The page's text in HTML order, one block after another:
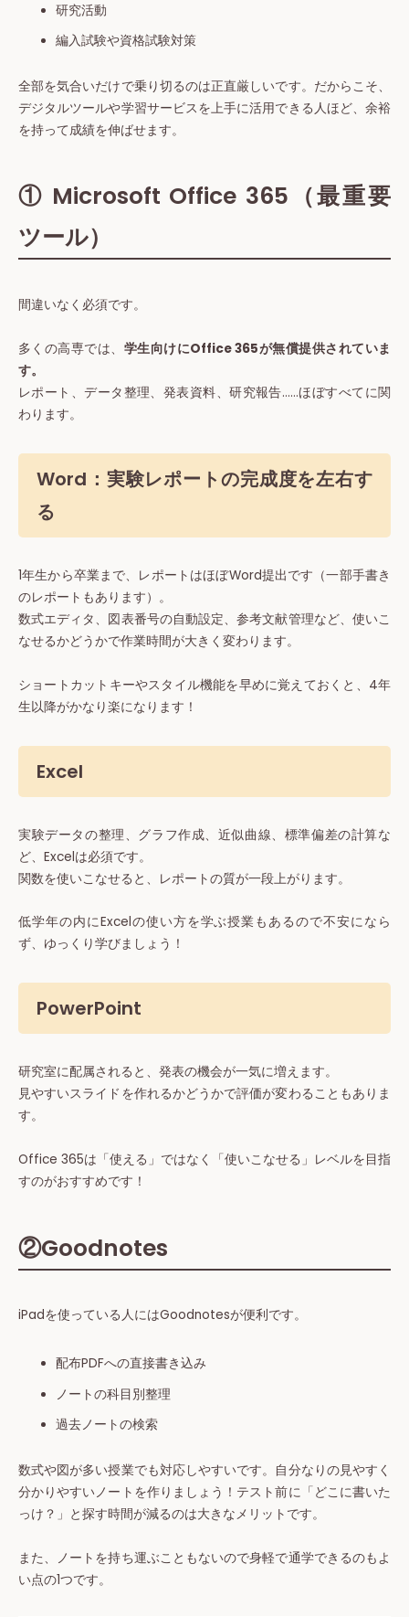
研究活動
編入試験や資格試験対策
全部を気合いだけで乗り切るのは正直厳しいです。だからこそ、
デジタルツールや学習サービスを上手に活用できる人ほど、余裕
を持って成績を伸ばせます。
① Microsoft Office 365（最重要
ツール）
間違いなく必須です。
多くの高専では、 学生向けにOffice 365が無償提供されていま
す。
レポート、データ整理、発表資料、研究報告……ほぼすべてに関
わります。
Word：実験レポートの完成度を左右す
る
1年生から卒業まで、レポートはほぼWord提出です（一部手書き
のレポートもあります）。
数式エディタ、図表番号の自動設定、参考文献管理など、使いこ
なせるかどうかで作業時間が大きく変わります。
ショートカットキーやスタイル機能を早めに覚えておくと、4年
生以降がかなり楽になります！
Excel
実験データの整理、グラフ作成、近似曲線、標準偏差の計算な
ど、Excelは必須です。
関数を使いこなせると、レポートの質が一段上がります。
低学年の内にExcelの使い方を学ぶ授業もあるので不安になら
ず、ゆっくり学びましょう！
PowerPoint
研究室に配属されると、発表の機会が一気に増えます。
見やすいスライドを作れるかどうかで評価が変わることもありま
す。
Office 365は「使える」ではなく「使いこなせる」レベルを目指
すのがおすすめです！
②Goodnotes
iPadを使っている人にはGoodnotesが便利です。
配布PDFへの直接書き込み
ノートの科目別整理
過去ノートの検索
数式や図が多い授業でも対応しやすいです。自分なりの見やすく
分かりやすいノートを作りましょう！テスト前に「どこに書いた
っけ？」と探す時間が減るのは大きなメリットです。
また、ノートを持ち運ぶこともないので身軽で通学できるのもよ
い点の1つです。